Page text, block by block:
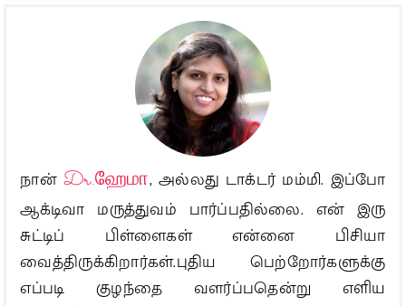
நான்Dr.ஹேமா, அல்லது டாக்டர் மம்மி. இப்போ
ஆக்டிவா மருத்துவம் பார்ப்பதில்லை. என் இரு
சுட்டிப் பிள்ளைகள் என்னை பிசியா
வைத்திருக்கிறார்கள்.புதிய பெற்றோர்களுக்கு
எப்படி குழந்தை வளர்ப்பதென்று எளிய